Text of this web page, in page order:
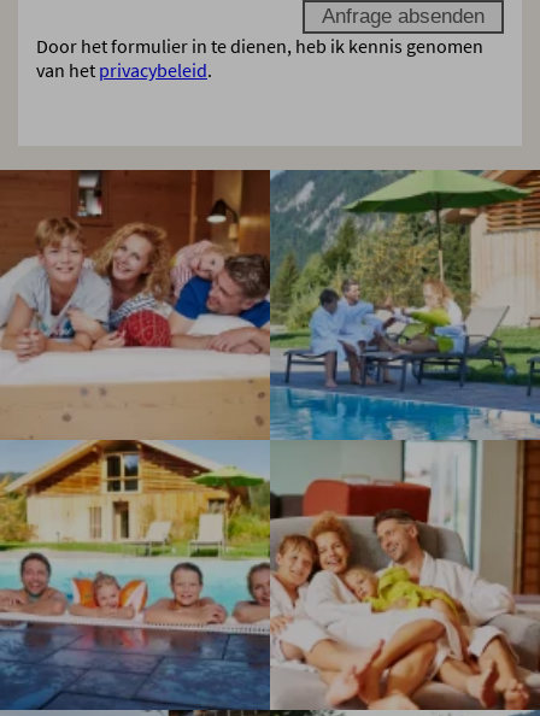
Door het formulier in te dienen, heb ik kennis genomen
van het privacybeleid.